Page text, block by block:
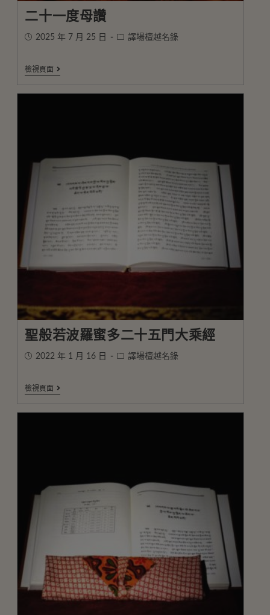
二十一度母讚
2025 年 7 月 25 日 譯場檀越名錄
檢視頁面
聖般若波羅蜜多二十五門大乘經
2022 年 1 月 16 日 譯場檀越名錄
檢視頁面